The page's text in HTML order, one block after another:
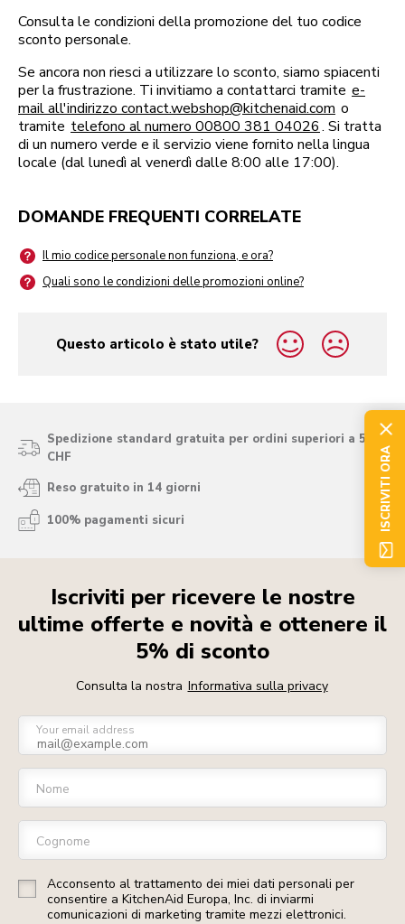
Consulta le condizioni della promozione del tuo codice
sconto personale.
Se ancora non riesci a utilizzare lo sconto, siamo spiacenti
per la frustrazione. Ti invitiamo a contattarci tramite e-
mail all'indirizzo contact.webshop@kitchenaid.com o
tramite telefono al numero 00800 381 04026. Si tratta
di un numero verde e il servizio viene fornito nella lingua
locale (dal lunedì al venerdì dalle 8:00 alle 17:00).
DOMANDE FREQUENTI CORRELATE
Il mio codice personale non funziona, e ora?
Quali sono le condizioni delle promozioni online?
Questo articolo è stato utile?
yes
no
Spedizione standard gratuita per ordini superiori a 50
CHF
Reso gratuito in 14 giorni
100% pagamenti sicuri
Iscriviti per ricevere le nostre
ultime offerte e novità e ottenere il
5% di sconto
Consulta la nostra Informativa sulla privacy
Your email address
Nome
Cognome
Acconsento al trattamento dei miei dati personali per
consentire a KitchenAid Europa, Inc. di inviarmi
comunicazioni di marketing tramite mezzi elettronici.
ISCRIVITI ORA